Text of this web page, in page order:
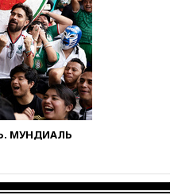
МУНДИАЛЬ